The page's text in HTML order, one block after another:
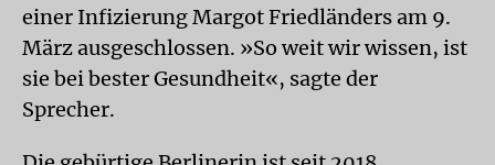
einer Infizierung Margot Friedländers am 9.
März ausgeschlossen. »So weit wir wissen, ist
sie bei bester Gesundheit«, sagte der
Sprecher.